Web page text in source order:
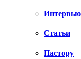
Интервью
Статьи
Пастору